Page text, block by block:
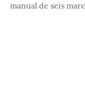
manual de seis